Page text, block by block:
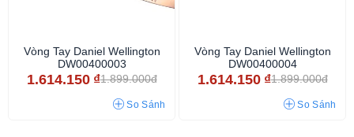
Vòng Tay Daniel Wellington
DW00400003
1.614.150 ₫1.899.000đ
So Sánh
Vòng Tay Daniel Wellington
DW00400004
1.614.150 ₫1.899.000đ
So Sánh